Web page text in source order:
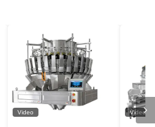
Video Video